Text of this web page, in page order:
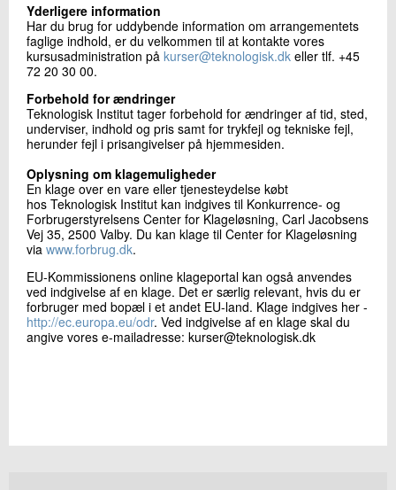
Yderligere information
Har du brug for uddybende information om arrangementets
faglige indhold, er du velkommen til at kontakte vores
kursusadministration på kurser@teknologisk.dk eller tlf. +45
72 20 30 00.
Forbehold for ændringer
Teknologisk Institut tager forbehold for ændringer af tid, sted,
underviser, indhold og pris samt for trykfejl og tekniske fejl,
herunder fejl i prisangivelser på hjemmesiden.
Oplysning om klagemuligheder
En klage over en vare eller tjenesteydelse købt
hos Teknologisk Institut kan indgives til Konkurrence- og
Forbrugerstyrelsens Center for Klageløsning, Carl Jacobsens
Vej 35, 2500 Valby. Du kan klage til Center for Klageløsning
via www.forbrug.dk.
EU-Kommissionens online klageportal kan også anvendes
ved indgivelse af en klage. Det er særlig relevant, hvis du er
forbruger med bopæl i et andet EU-land. Klage indgives her -
http://ec.europa.eu/odr. Ved indgivelse af en klage skal du
angive vores e-mailadresse: kurser@teknologisk.dk